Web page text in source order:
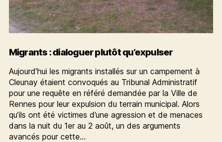
Migrants : dialoguer plutôt qu’expulser
Aujourd’hui les migrants installés sur un campement à
Cleunay étaient convoqués au Tribunal Administratif
pour une requête en référé demandée par la Ville de
Rennes pour leur expulsion du terrain municipal. Alors
qu’ils ont été victimes d’une agression et de menaces
dans la nuit du 1er au 2 août, un des arguments
avancés pour cette…